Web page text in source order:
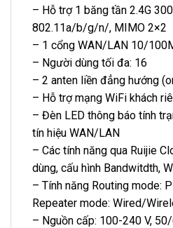
– Hỗ trợ 1 băng tần 2.4G
802.11a/b/g/n/, MIMO 2×2
– 1 cổng WAN/LAN 10/
– Người dùng tối đa: 16
– 2 anten liền đẳng hướng
– Hỗ trợ mạng WiFi khách
– Đèn LED thông báo tính
tín hiệu WAN/LAN
– Các tính năng qua Ruijie
dùng, cấu hình Bandwitdth,
– Tính năng Routing mode:
Repeater mode: Wired/
– Nguồn cấp: 100-240 V,